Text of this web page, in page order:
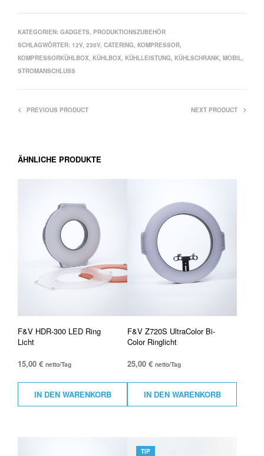
KATEGORIEN: GADGETS, PRODUKTIONSZUBEHÖR
SCHLAGWÖRTER: 12V, 230V, CATERING, KOMPRESSOR,
KOMPRESSORKÜHLBOX, KÜHLBOX, KÜHLLEISTUNG, KÜHLSCHRANK, MOBIL,
STROMANSCHLUSS
PREVIOUS PRODUCT NEXT PRODUCT
ÄHNLICHE PRODUKTE
F&V HDR-300 LED Ring
Licht
15,00 € netto/Tag
IN DEN WARENKORB
F&V Z720S UltraColor Bi-
Color Ringlicht
25,00€ netto/Tag
IN DEN WARENKORB
TIP